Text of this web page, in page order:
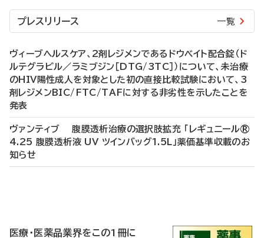
プレスリリース 一覧
ヴィーブヘルスケア、2剤レジメンであるドウベイト配合錠（ド
ルテグラビル／ラミブジン［DTG/3TC］）について、未治療
のHIV陽性成人を対象とした初の直接比較試験において、3
剤レジメンBIC/FTC/TAFに対する非劣性を示したことを
発表
ヴァンティブ 腹膜透析治療の選択肢拡充 「レギュニール®
4.25 腹膜透析液 UV ツインバッグ1.5L」薬価基準収載のお
知らせ
医療・医薬品業界をこの1冊に